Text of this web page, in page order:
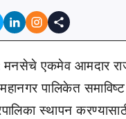
मनसेचे एकमेव आमदार
पालिकेत
स्थापन